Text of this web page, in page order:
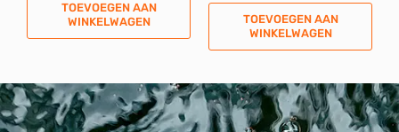
TOEVOEGEN AAN
WINKELWAGEN
TOEVOEGEN AAN
WINKELWAGEN